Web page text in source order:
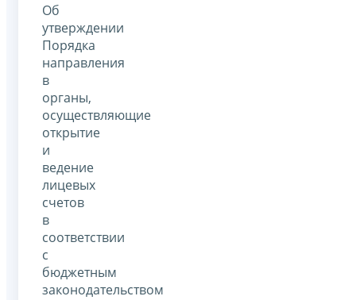
Об
утверждении
Порядка
направления
в
органы,
осуществляющие
открытие
и
ведение
лицевых
счетов
в
соответствии
с
бюджетным
законодательством